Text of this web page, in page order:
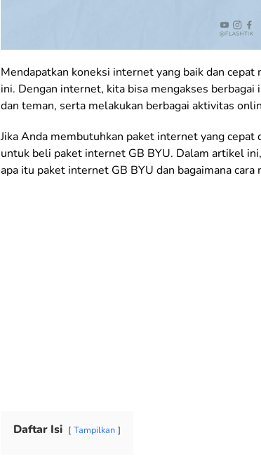
Mendapatkan koneksi internet yang baik dan
ini. Dengan internet, kita bisa mengakses
dan teman, serta melakukan berbagai aktivitas
Jika Anda membutuhkan paket internet yang
untuk beli paket internet GB BYU. Dalam artikel
apa itu paket internet GB BYU dan bagaimana cara
Daftar Isi Tampilkan